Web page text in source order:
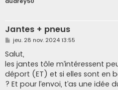
Jantes + pneus
M
e
s
s
a
g
e
jeu. 28 nov. 2024 13:55
Salut,
les jantes tôle m’intéressent
déport (ET) et si elles sont en
? Et pour l’envoi, t’as une idée